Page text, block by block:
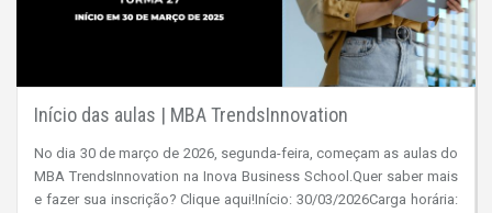
Início das aulas | MBA TrendsInnovation
No dia 30 de março de 2026, segunda-feira, começam as aulas do
MBA TrendsInnovation na Inova Business School.Quer saber mais
e fazer sua inscrição? Clique aqui!Início: 30/03/2026Carga horária: